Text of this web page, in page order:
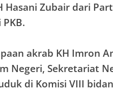
Hasani Zubair dari
akrab KH Imron
Negeri, Sekretariat
di Komisi VIII